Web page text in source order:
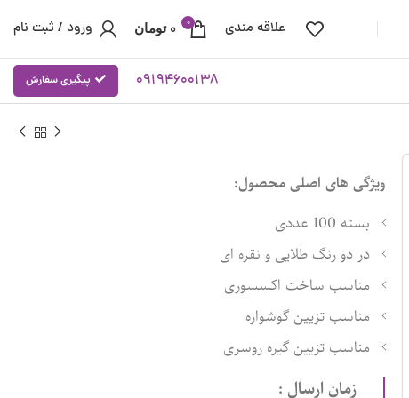
علاقه مندی 0
0 تومان ورود / ثبت نام
09194600138 پیگیری سفارش
ویژگی های اصلی محصول:
بسته 100 عددی
در دو رنگ طلایی و نقره ای
مناسب ساخت اکسسوری
مناسب تزیین گوشواره
مناسب تزیین گیره روسری
زمان ارسال :